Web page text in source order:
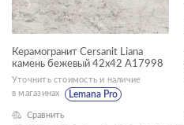
Керамогранит Cersanit Liana
камень бежевый 42x42 A17998
Уточнить стоимость и наличие
в магазинах
Lemana Pro
Сравнить